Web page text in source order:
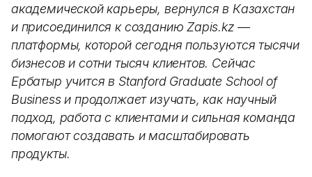
академической карьеры, вернулся в Казахстан
и присоединился к созданию Zapis.kz —
платформы, которой сегодня пользуются тысячи
бизнесов и сотни тысяч клиентов. Сейчас
Ербатыр учится в Stanford Graduate School of
Business и продолжает изучать, как научный
подход, работа с клиентами и сильная команда
помогают создавать и масштабировать
продукты.